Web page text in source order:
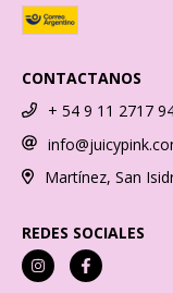
CONTACTANOS
+ 54 9 11 2717
Martínez, San
REDES SOCIALES